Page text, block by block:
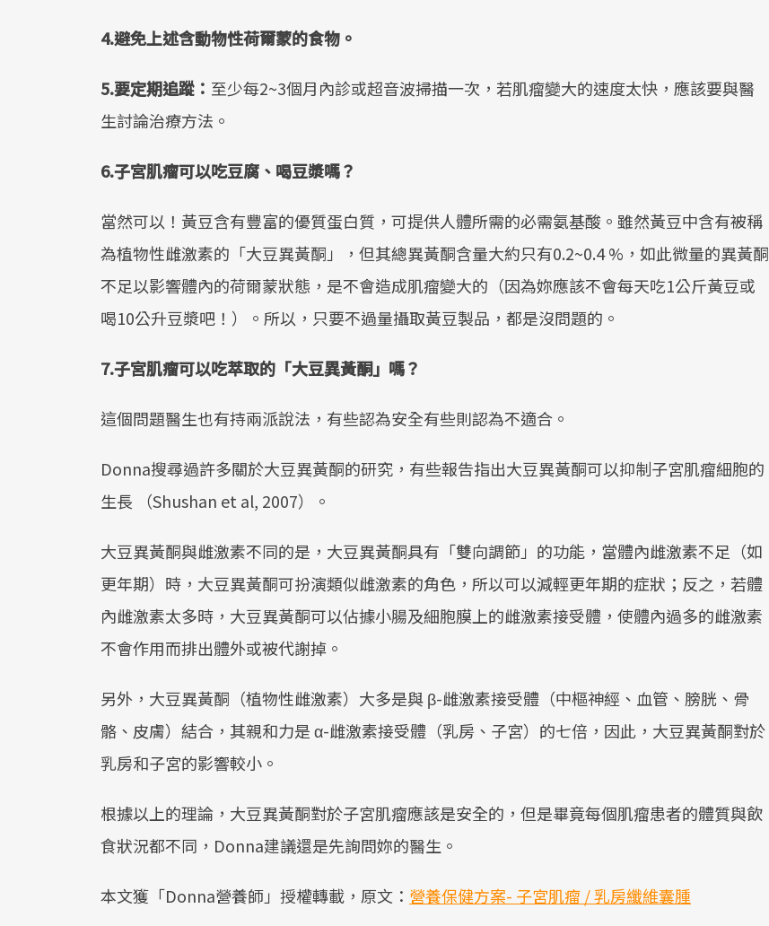
4.避免上述含動物性荷爾蒙的食物。
5.要定期追蹤： 至少每2~3個月內診或超音波掃描一次，若肌瘤變大的速度太快，應該要與醫
生討論治療方法。
6.子宮肌瘤可以吃豆腐、喝豆漿嗎？
當然可以！黃豆含有豐富的優質蛋白質，可提供人體所需的必需氨基酸。雖然黃豆中含有被稱
為植物性雌激素的「大豆異黃酮」，但其總異黃酮含量大約只有0.2~0.4 %，如此微量的異黃酮
不足以影響體內的荷爾蒙狀態，是不會造成肌瘤變大的（因為妳應該不會每天吃1公斤黃豆或
喝10公升豆漿吧！）。所以，只要不過量攝取黃豆製品，都是沒問題的。
7.子宮肌瘤可以吃萃取的「大豆異黃酮」嗎？
這個問題醫生也有持兩派說法，有些認為安全有些則認為不適合。
Donna搜尋過許多關於大豆異黃酮的研究，有些報告指出大豆異黃酮可以抑制子宮肌瘤細胞的
生長 （Shushan et al, 2007）。
大豆異黃酮與雌激素不同的是，大豆異黃酮具有「雙向調節」的功能，當體內雌激素不足（如
更年期）時，大豆異黃酮可扮演類似雌激素的角色，所以可以減輕更年期的症狀；反之，若體
內雌激素太多時，大豆異黃酮可以佔據小腸及細胞膜上的雌激素接受體，使體內過多的雌激素
不會作用而排出體外或被代謝掉。
另外，大豆異黃酮（植物性雌激素）大多是與 β-雌激素接受體（中樞神經、血管、膀胱、骨
骼、皮膚）結合，其親和力是 α-雌激素接受體（乳房、子宮）的七倍，因此，大豆異黃酮對於
乳房和子宮的影響較小。
根據以上的理論，大豆異黃酮對於子宮肌瘤應該是安全的，但是畢竟每個肌瘤患者的體質與飲
食狀況都不同，Donna建議還是先詢問妳的醫生。
本文獲「Donna營養師」授權轉載，原文： 營養保健方案- 子宮肌瘤 / 乳房纖維囊腫